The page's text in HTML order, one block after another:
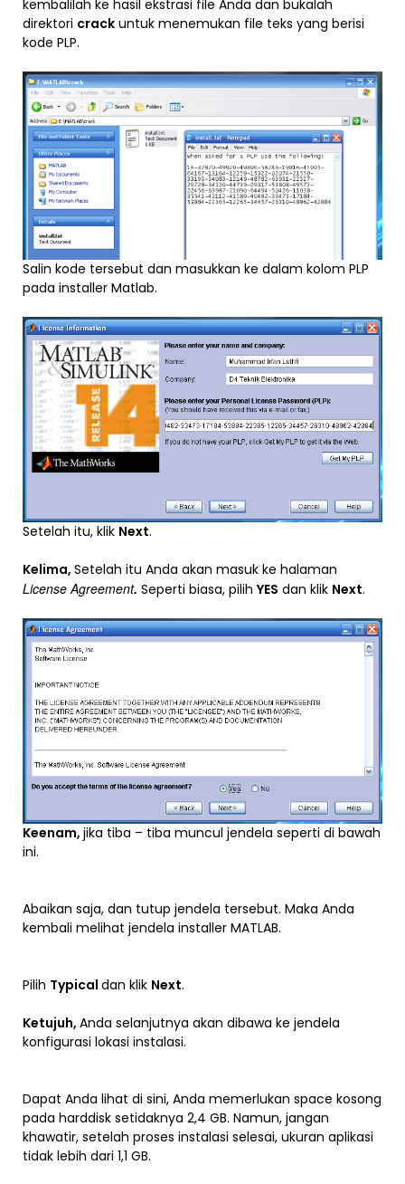
kembalilah ke hasil ekstrasi file Anda dan bukalah
direktori crack untuk menemukan file teks yang berisi
kode PLP.
Salin kode tersebut dan masukkan ke dalam kolom PLP
pada installer Matlab.
Setelah itu, klik Next.
Kelima, Setelah itu Anda akan masuk ke halaman
License Agreement. Seperti biasa, pilihYES dan klik Next.
Keenam, jika tiba – tiba muncul jendela seperti di bawah
ini.
Abaikan saja, dan tutup jendela tersebut. Maka Anda
kembali melihat jendela installer MATLAB.
Pilih Typical dan klik Next.
Ketujuh, Anda selanjutnya akan dibawa ke jendela
konfigurasi lokasi instalasi.
Dapat Anda lihat di sini, Anda memerlukan space kosong
pada harddisk setidaknya 2,4 GB. Namun, jangan
khawatir, setelah proses instalasi selesai, ukuran aplikasi
tidak lebih dari 1,1 GB.